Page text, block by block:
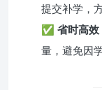
提交补学，
✅ 省时高效
量，避免因